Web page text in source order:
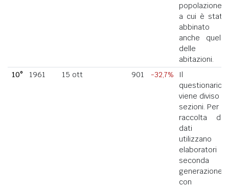
popolazione
a cui è stato
abbinato
anche quello
delle
abitazioni.
10°
1961 15 ott 901 -32,7%
Il
questionario
viene diviso in
sezioni. Per la
raccolta dei
dati si
utilizzano
elaboratori di
seconda
generazione
con